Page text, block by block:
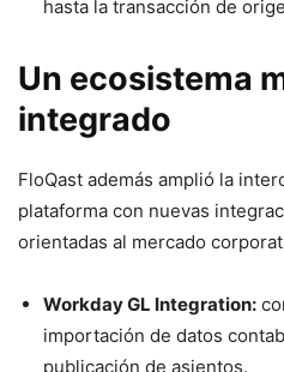
hasta la transacción de
Un ecosistema
integrado
FloQast además amplió la
plataforma con nuevas
orientadas al mercado
Workday GL Integration:
importación de datos
publicación de asientos.